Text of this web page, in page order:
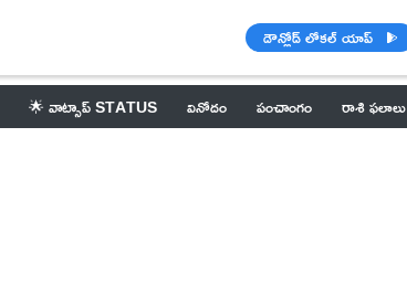
డౌన్లోడ్ లోకల్ యాప్
🌟 వాట్సాప్ STATUS వినోదం పంచాంగం రాశి ఫలాలు